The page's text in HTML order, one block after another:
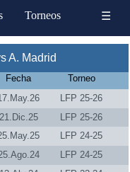
Torneos ☰
A. Madrid
Fecha
Torneo
LFP 25-26
21.Dic.25
LFP 25-26
LFP 24-25
LFP 24-25